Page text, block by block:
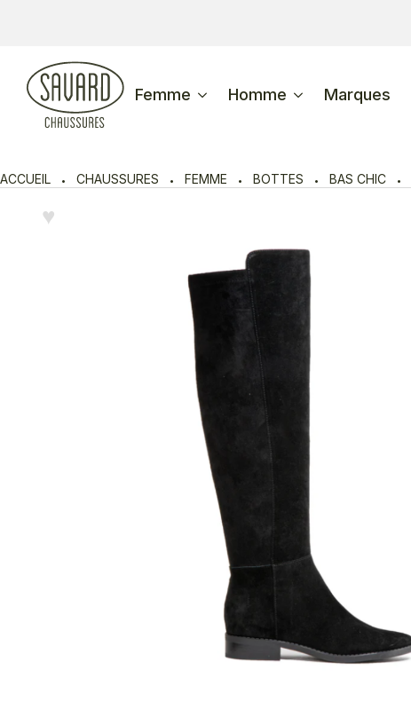
Femme Homme Marques
ACCUEIL CHAUSSURES FEMME BOTTES BAS CHIC
♥︎